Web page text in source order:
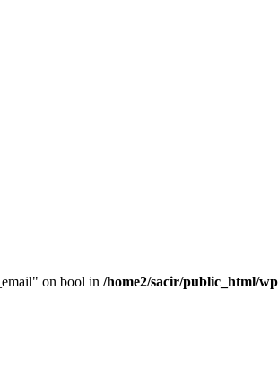
on bool in /home2/sacir/public_html/